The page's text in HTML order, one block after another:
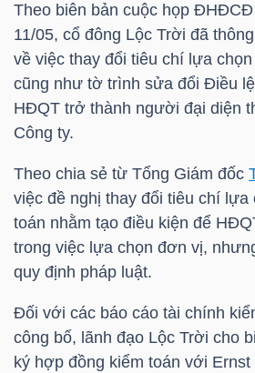
Theo biên bản cuộc họp
11/05, cổ đông Lộc Trời đã
về việc thay đổi tiêu chí lựa
cũng như tờ trình sửa đổi Điều
HĐQT trở thành người đại diện
Công ty.
Theo chia sẻ từ Tổng Giám đốc
việc đề nghị thay đổi tiêu chí lựa
toán nhằm tạo điều kiện để
trong việc lựa chọn đơn vị,
quy định pháp luật.
Đối với các báo cáo tài chính
công bố, lãnh đạo Lộc Trời cho
ký hợp đồng kiểm toán với Ernst
TÀI
CHÍNH
HÀNG
HÓA
TẾ